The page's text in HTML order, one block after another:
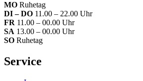
MO Ruhetag
DI – DO 11.00 – 22.00 Uhr
FR 11.00 – 00.00 Uhr
SA 13.00 – 00.00 Uhr
SO Ruhetag
Service